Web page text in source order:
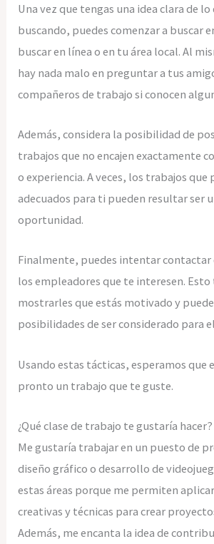
Una vez que tengas una idea clara de lo
buscando, puedes comenzar a buscar
buscar en línea o en tu área local. Al
hay nada malo en preguntar a tus
compañeros de trabajo si conocen
Además, considera la posibilidad de
trabajos que no encajen exactamente
o experiencia. A veces, los trabajos que
adecuados para ti pueden resultar ser
oportunidad.
Finalmente, puedes intentar contactar
los empleadores que te interesen.
mostrarles que estás motivado y
posibilidades de ser considerado para
Usando estas tácticas, esperamos que
pronto un trabajo que te guste.
¿Qué clase de trabajo te gustaría hacer?
Me gustaría trabajar en un puesto de
diseño gráfico o desarrollo de
estas áreas porque me permiten
creativas y técnicas para crear
Además, me encanta la idea de